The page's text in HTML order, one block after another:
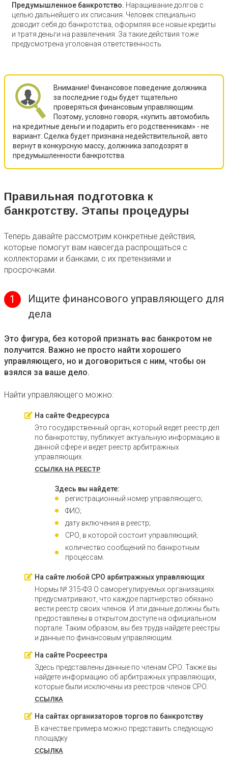
Предумышленное банкротство. Наращивание долгов с
целью дальнейшего их списания. Человек специально
доводит себя до банкротства, оформляя все новые кредиты
и тратя деньги на развлечения. За такие действия тоже
предусмотрена уголовная ответственность.
Внимание! Финансовое поведение должника
за последние годы будет тщательно
проверяться финансовым управляющим.
Поэтому, условно говоря, «купить автомобиль
на кредитные деньги и подарить его родственникам» - не
вариант. Сделка будет признана недействительной, авто
вернут в конкурсную массу, должника заподозрят в
предумышленности банкротства.
Правильная подготовка к
банкротству. Этапы процедуры
Теперь давайте рассмотрим конкретные действия,
которые помогут вам навсегда распрощаться с
коллекторами и банками, с их претензиями и
просрочками.
1
Ищите финансового управляющего для
дела
Это фигура, без которой признать вас банкротом не
получится. Важно не просто найти хорошего
управляющего, но и договориться с ним, чтобы он
взялся за ваше дело.
Найти управляющего можно:
На сайте Федресурса
Это государственный орган, который ведет реестр дел
по банкротству, публикует актуальную информацию в
данной сфере и ведет реестр арбитражных
управляющих.
ССЫЛКА НА РЕЕСТР
Здесь вы найдете:
регистрационный номер управляющего;
ФИО;
дату включения в реестр;
СРО, в которой состоит управляющий;
количество сообщений по банкротным
процессам.
На сайте любой СРО арбитражных управляющих
Нормы № 315-ФЗ О саморегулируемых организациях
предусматривают, что каждое партнерство обязано
вести реестр своих членов. И эти данные должны быть
предоставлены в открытом доступе на официальном
портале. Таким образом, вы без труда найдете реестры
и данные по финансовым управляющим.
На сайте Росреестра
Здесь представлены данные по членам СРО. Также вы
найдете информацию об арбитражных управляющих,
которые были исключены из реестров членов СРО.
ССЫЛКА
На сайтах организаторов торгов по банкротству
В качестве примера можно представить следующую
площадку
ССЫЛКА